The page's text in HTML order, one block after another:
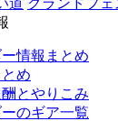
道 グランドフ
情報まとめ
め
とやりこみ
のギア一覧